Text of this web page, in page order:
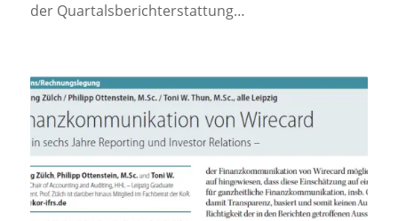
der Quartalsberichterstattung…